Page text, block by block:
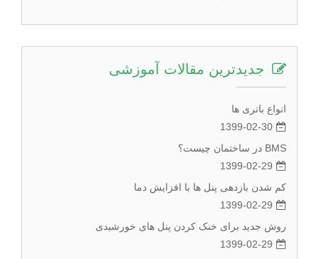
جدیدترین مقالات آموزشی
انواع باتری ها
1399-02-30
BMS در ساختمان چیست؟
1399-02-29
کم شدن بازدهی پنل ها با افزایش دما
1399-02-29
روش جدید برای خنک کردن پنل های خورشیدی
1399-02-29